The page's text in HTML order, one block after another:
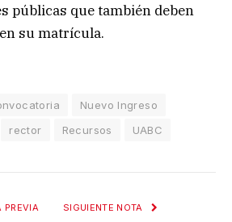
públicas que también deben
su matrícula.
Nuevo Ingreso
rector Recursos UABC
PREVIA SIGUIENTE NOTA